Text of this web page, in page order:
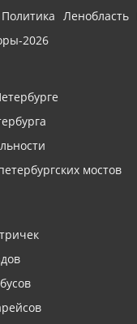
Политика Ленобласть
2026
мостов